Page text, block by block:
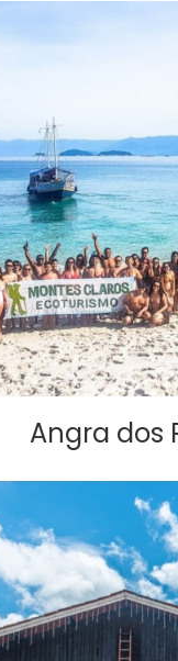
Angra dos